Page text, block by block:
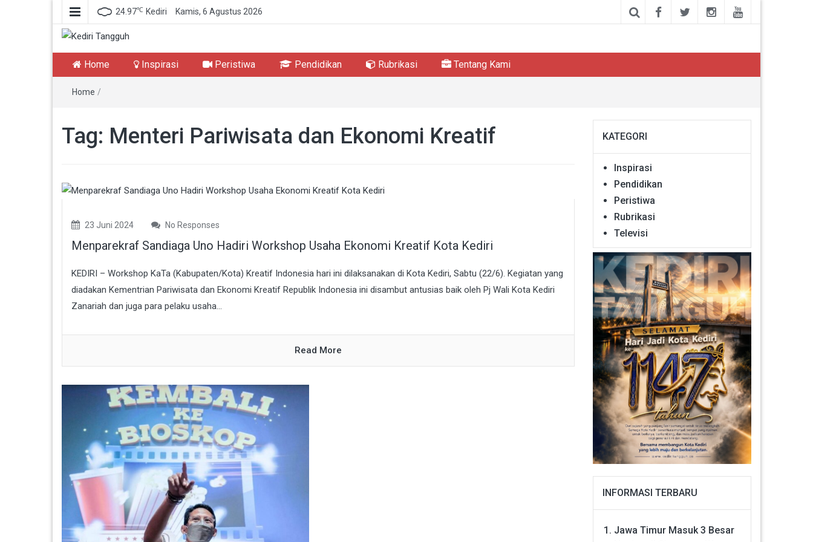
24.97℃ Kediri Kamis, 6 Agustus 2026
Kediri Tangguh
Berita Akurat Terpercaya
Home Inspirasi Peristiwa Pendidikan Rubrikasi Tentang Kami
Home /
Tag: Menteri Pariwisata dan Ekonomi Kreatif
23 Juni 2024 No Responses
Menparekraf Sandiaga Uno Hadiri Workshop Usaha Ekonomi Kreatif Kota Kediri
KEDIRI – Workshop KaTa (Kabupaten/Kota) Kreatif Indonesia hari ini dilaksanakan di Kota Kediri, Sabtu (22/6). Kegiatan yang
diadakan Kementrian Pariwisata dan Ekonomi Kreatif Republik Indonesia ini disambut antusias baik oleh Pj Wali Kota Kediri
Zanariah dan juga para pelaku usaha...
Read More
KATEGORI
Inspirasi
Pendidikan
Peristiwa
Rubrikasi
Televisi
INFORMASI TERBARU
Jawa Timur Masuk 3 Besar